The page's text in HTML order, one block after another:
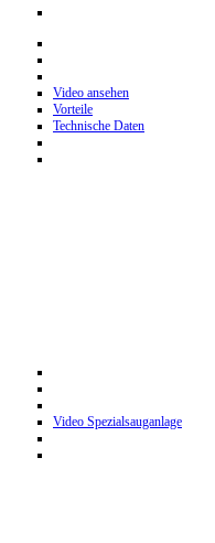
Video ansehen
Vorteile
Technische Daten
Video Spezialsauganlage